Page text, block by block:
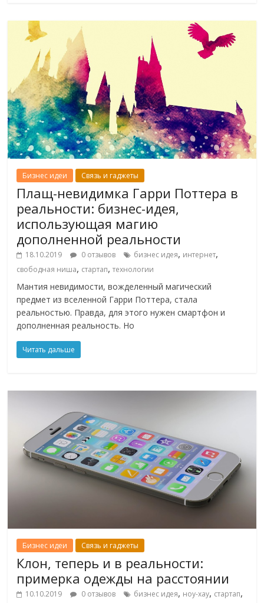
Бизнес идеи Связь и гаджеты
Плащ-невидимка Гарри Поттера в
реальности: бизнес-идея,
использующая магию
дополненной реальности
18.10.2019 0 отзывов бизнес идея, интернет,
свободная ниша, стартап,технологии
Мантия невидимости, вожделенный магический
предмет из вселенной Гарри Поттера, стала
реальностью. Правда, для этого нужен смартфон и
дополненная реальность. Но
Читать дальше
Бизнес идеи Связь и гаджеты
Клон, теперь и в реальности:
примерка одежды на расстоянии
10.10.2019 0 отзывов бизнес идея, ноу-хау, стартап,